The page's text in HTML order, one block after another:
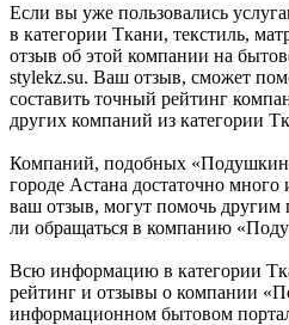
Если вы уже пользовались
в категории Ткани, текстиль,
отзыв об этой компании на
stylekz.su. Ваш отзыв, сможет
составить точный рейтинг
других компаний из категории
Компаний, подобных
городе Астана достаточно
ваш отзыв, могут помочь другим
ли обращаться в компанию
Всю информацию в категории
рейтинг и отзывы о компании
информационном бытовом